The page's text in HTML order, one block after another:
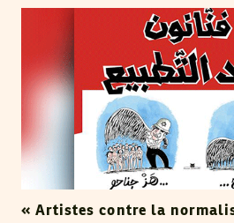
« Artistes contre la